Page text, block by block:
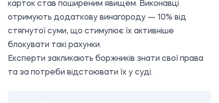
карток став поширеним явищем. Виконавці
отримують додаткову винагороду — 10% від
стягнутої суми, що стимулює їх активніше
блокувати такі рахунки.
Експерти закликають боржників знати свої права
та за потреби відстоювати їх у суді.